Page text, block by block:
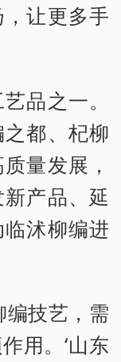
让更多手
品之一。
都、杞柳
量发展，
产品、延
沭柳编进
技艺，需
用。‘山东